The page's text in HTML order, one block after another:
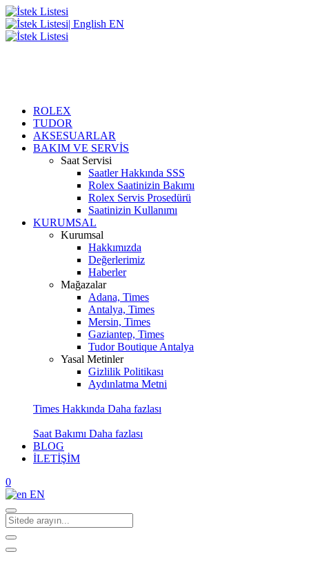
EN
ROLEX
TUDOR
AKSESUARLAR
BAKIM VE SERVİS
Saat Servisi
Saatler Hakkında SSS
Rolex Saatinizin Bakımı
Rolex Servis Prosedürü
Saatinizin Kullanımı
KURUMSAL
Kurumsal
Hakkımızda
Değerlerimiz
Haberler
Mağazalar
Adana, Times
Antalya, Times
Mersin, Times
Gaziantep, Times
Tudor Boutique Antalya
Yasal Metinler
Gizlilik Politikası
Aydınlatma Metni
Times Hakkında Daha fazlası
Saat Bakımı Daha fazlası
BLOG
İLETİŞİM
0
EN